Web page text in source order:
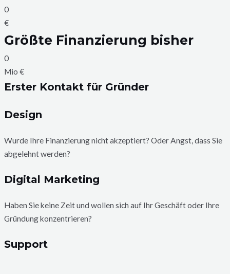
0
€
Größte Finanzierung bisher
0
Mio €
Erster Kontakt für Gründer
Design
Wurde Ihre Finanzierung nicht akzeptiert? Oder Angst, dass Sie
abgelehnt werden?
Digital Marketing
Haben Sie keine Zeit und wollen sich auf Ihr Geschäft oder Ihre
Gründung konzentrieren?
Support